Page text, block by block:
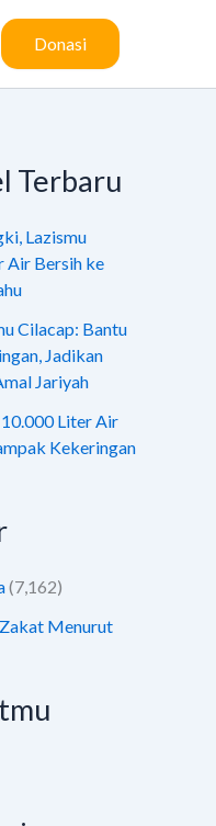
Donasi
Terbaru
Lazismu
Air Bersih ke
Cilacap: Bantu
Jadikan
Jariyah
Liter Air
Kekeringan
(7,162)
Menurut